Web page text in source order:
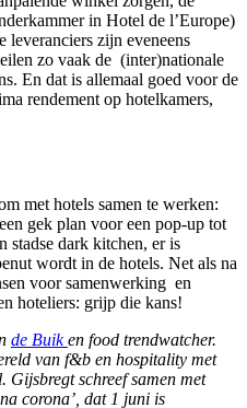
in Hotel de l’Europe)
leveranciers zijn eveneens
zo vaak de (inter)nationale
En dat is allemaal goed voor de
rendement op hotelkamers,
met hotels samen te werken:
gek plan voor een pop-up tot
stadse dark kitchen, er is
wordt in de hotels. Net als na
voor samenwerking en
hoteliers: grijp die kans!
de Buiken food trendwatcher.
van f&b en hospitality met
Gijsbregt schreef samen met
corona’, dat 1 juni is